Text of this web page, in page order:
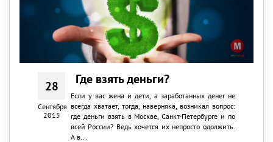
28
Сентября
2015
Где взять деньги?
Если у вас жена и дети, а заработанных денег не
всегда хватает, тогда, наверняка, возникал вопрос:
где деньги взять в Москве, Санкт-Петербурге и по
всей России? Ведь хочется их непросто одолжить.
А в...